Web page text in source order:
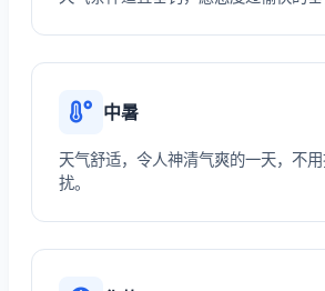
中暑
天气舒适，令人神清气爽的一天，不
扰。